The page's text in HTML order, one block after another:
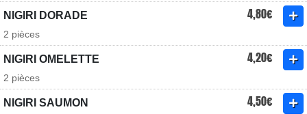
NIGIRI DORADE 4,80€
2 pièces
NIGIRI OMELETTE 4,20€
2 pièces
NIGIRI SAUMON 4,50€